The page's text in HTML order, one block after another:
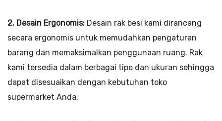
2. Desain Ergonomis: Desain rak besi kami dirancang
secara ergonomis untuk memudahkan pengaturan
barang dan memaksimalkan penggunaan ruang. Rak
kami tersedia dalam berbagai tipe dan ukuran sehingga
dapat disesuaikan dengan kebutuhan toko
supermarket Anda.